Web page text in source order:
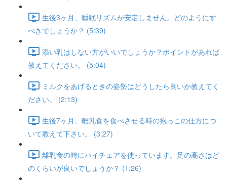
生後3ヶ月、睡眠リズムが安定しません。どのようにす
べきでしょうか？ (5:39)
添い乳はしない方がいいでしょうか？ポイントがあれば
教えてください。 (5:04)
ミルクをあげるときの姿勢はどうしたら良いか教えてく
ださい。 (2:13)
生後7ヶ月、離乳食を食べさせる時の抱っこの仕方につ
いて教えて下さい。 (3:27)
離乳食の時にハイチェアを使っています。足の高さはど
のくらいが良いでしょうか？ (1:26)